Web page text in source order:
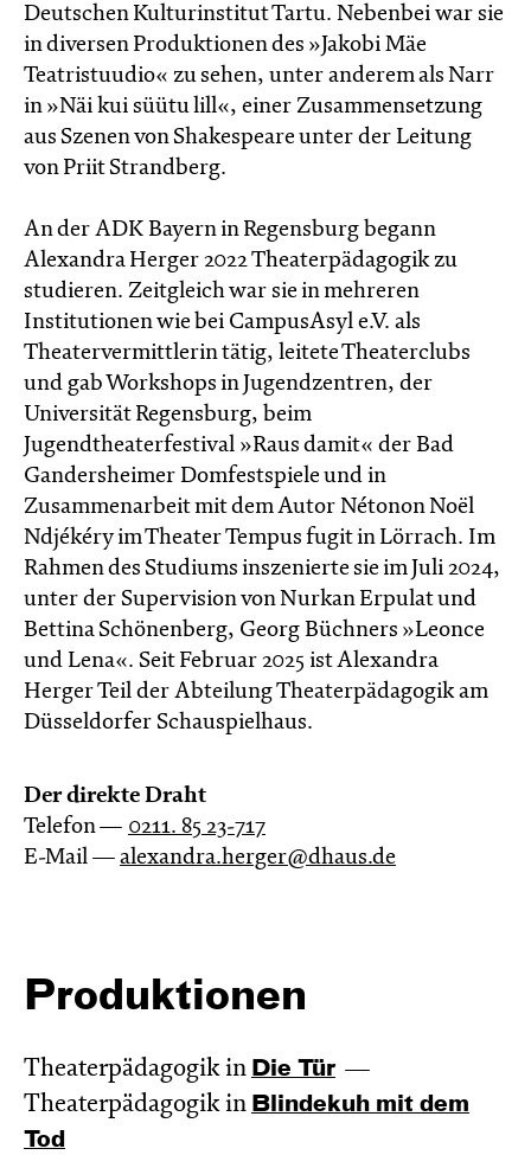
Deutschen Kulturinstitut Tartu. Nebenbei war sie
in diversen Produktionen des »Jakobi Mäe
Teatristuudio« zu sehen, unter anderem als Narr
in »Näi kui süütu lill«, einer Zusammensetzung
aus Szenen von Shakespeare unter der Leitung
von Priit Strandberg.
An der ADK Bayern in Regensburg begann
Alexandra Herger 2022 Theaterpädagogik zu
studieren. Zeitgleich war sie in mehreren
Institutionen wie bei CampusAsyl e.V. als
Theatervermittlerin tätig, leitete Theaterclubs
und gab Workshops in Jugendzentren, der
Universität Regensburg, beim
Jugendtheaterfestival »Raus damit« der Bad
Gandersheimer Domfestspiele und in
Zusammenarbeit mit dem Autor Nétonon Noël
Ndjékéry im Theater Tempus fugit in Lörrach. Im
Rahmen des Studiums inszenierte sie im Juli 2024,
unter der Supervision von Nurkan Erpulat und
Bettina Schönenberg, Georg Büchners »Leonce
und Lena«. Seit Februar 2025 ist Alexandra
Herger Teil der Abteilung Theaterpädagogik am
Düsseldorfer Schauspielhaus.
Der direkte Draht
Telefon — 0211. 85 23-717
E-Mail — alexandra.herger@dhaus.de
Produktionen
Theaterpädagogik in Die Tür
Theaterpädagogik in Blinde­kuh mit dem
Tod